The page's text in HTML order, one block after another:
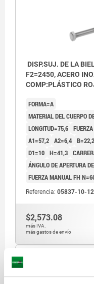
DISP.SUJ. DE LA
F2=2450, ACERO
COMP:PLÁSTICO
FORMA=A
MATERIAL DEL CUERPO
LONGITUD=75,6
A1=57,2 A2=6,4 B=22,2
D1=10 H=41,3
ÁNGULO DE APERTURA
FUERZA MANUAL FH
Referencia: 05837-10-
$2,573.08
más IVA.
más gastos de envío